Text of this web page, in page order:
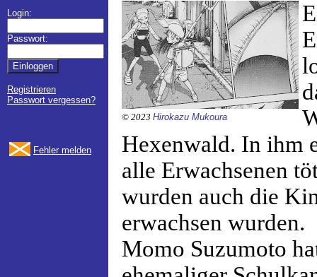
Login:
Passwort:
Registrieren
Passwort vergessen?
Fehler melden
© 2023 Hirokazu Mukoura
Hexenwald. In ihm
alle Erwachsenen
wurden auch die
erwachsen wurden.
Momo Suzumoto